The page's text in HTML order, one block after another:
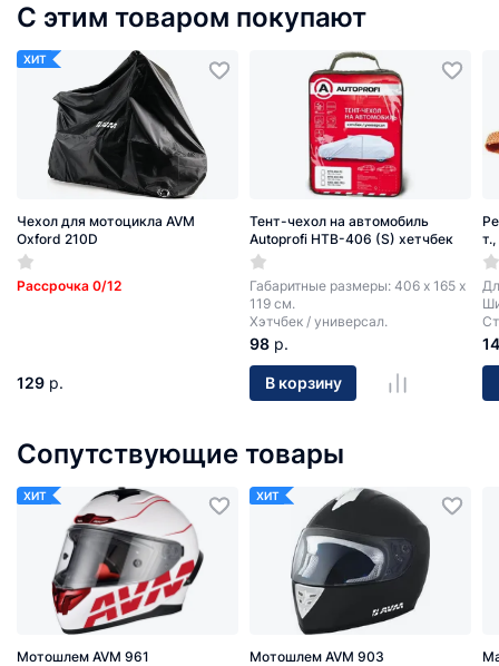
С этим товаром покупают
ХИТ
Чехол для мотоцикла AVM
Oxford 210D
Рассрочка 0/12
129 р.
Тент-чехол на автомобиль
Autoprofi HTB-406 (S) хетчбек
Габаритные размеры: 406 х 165 х
119 см.
Хэтчбек / универсал.
98 р.
В корзину
14
Сопутствующие товары
ХИТ
Мотошлем AVM 961
ХИТ
Мотошлем AVM 903